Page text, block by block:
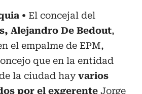
El concejal del
Alejandro De Bedout,
el empalme de EPM,
que en la entidad
la ciudad hayvarios
por el exgerente Jorge